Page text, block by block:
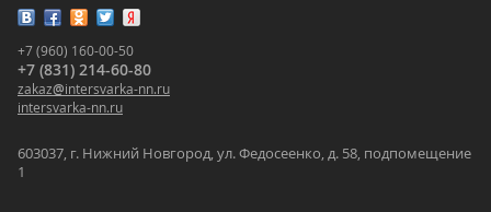
+7 (960) 160-00-50
+7 (831) 214-60-80
zakaz@intersvarka-nn.ru
intersvarka-nn.ru
603037, г. Нижний Новгород, ул. Федосеенко, д. 58, подпомещение
1